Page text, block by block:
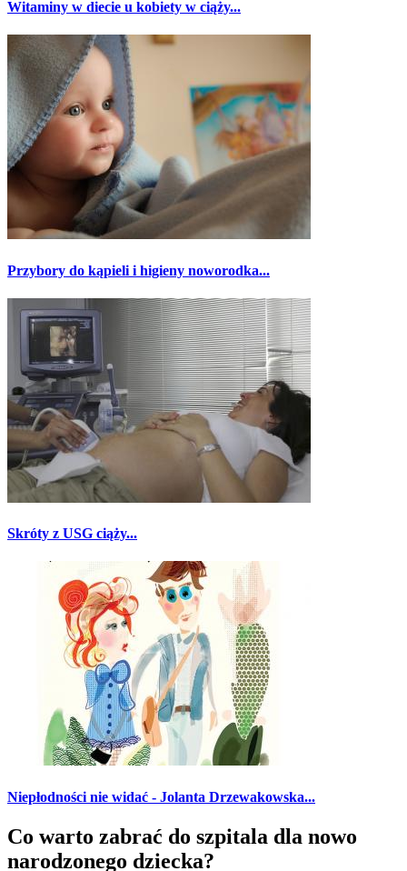
Witaminy w diecie u kobiety w ciąży...
Przybory do kąpieli i higieny noworodka...
Skróty z USG ciąży...
Niepłodności nie widać - Jolanta Drzewakowska...
Co warto zabrać do szpitala dla nowo
narodzonego dziecka?